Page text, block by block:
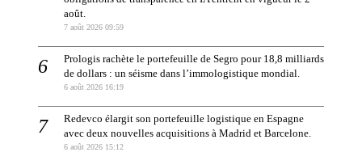
août.
7 août 2026 09:59
Prologis rachète le portefeuille de Segro pour 18,8 milliards
de dollars : un séisme dans l’immologistique mondial.
6 août 2026 16:19
Redevco élargit son portefeuille logistique en Espagne
avec deux nouvelles acquisitions à Madrid et Barcelone.
6 août 2026 15:12